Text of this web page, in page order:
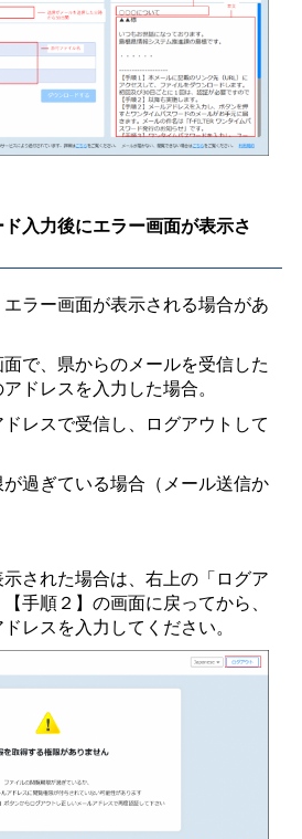
入力後にエラー画面が表示さ
ラー画面が表示される場合があ
で、県からのメールを受信した
ドレスを入力した場合。
レスで受信し、ログアウトして
が過ぎている場合（メール送信か
された場合は、右上の「ログア
手順２】の画面に戻ってから、
レスを入力してください。